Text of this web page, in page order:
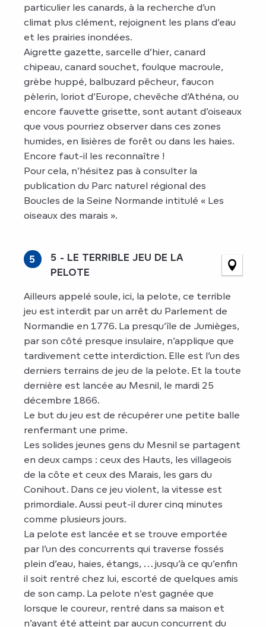
particulier les canards, à la recherche d’un
climat plus clément, rejoignent les plans d’eau
et les prairies inondées.
Aigrette gazette, sarcelle d’hier, canard
chipeau, canard souchet, foulque macroule,
grèbe huppé, balbuzard pêcheur, faucon
pèlerin, loriot d’Europe, chevêche d’Athéna, ou
encore fauvette grisette, sont autant d’oiseaux
que vous pourriez observer dans ces zones
humides, en lisières de forêt ou dans les haies.
Encore faut-il les reconnaître !
Pour cela, n’hésitez pas à consulter la
publication du Parc naturel régional des
Boucles de la Seine Normande intitulé « Les
oiseaux des marais ».
5
5 - LE TERRIBLE JEU DE LA
PELOTE
Ailleurs appelé soule, ici, la pelote, ce terrible
jeu est interdit par un arrêt du Parlement de
Normandie en 1776. La presqu’île de Jumièges,
par son côté presque insulaire, n’applique que
tardivement cette interdiction. Elle est l’un des
derniers terrains de jeu de la pelote. Et la toute
dernière est lancée au Mesnil, le mardi 25
décembre 1866.
Le but du jeu est de récupérer une petite balle
renfermant une prime.
Les solides jeunes gens du Mesnil se partagent
en deux camps : ceux des Hauts, les villageois
de la côte et ceux des Marais, les gars du
Conihout. Dans ce jeu violent, la vitesse est
primordiale. Aussi peut-il durer cinq minutes
comme plusieurs jours.
La pelote est lancée et se trouve emportée
par l’un des concurrents qui traverse fossés
plein d’eau, haies, étangs, … jusqu’à ce qu’enfin
il soit rentré chez lui, escorté de quelques amis
de son camp. La pelote n’est gagnée que
lorsque le coureur, rentré dans sa maison et
n’ayant été atteint par aucun concurrent du